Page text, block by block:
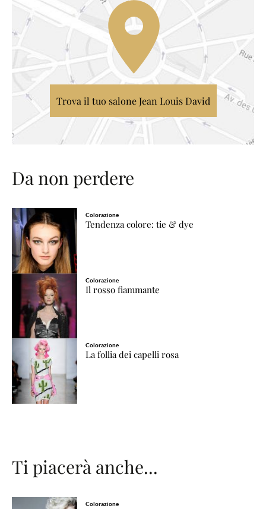
Trova il tuo salone Jean Louis David
Da non perdere
Colorazione
Tendenza colore: tie & dye
Colorazione
Il rosso fiammante
Colorazione
La follia dei capelli rosa
Ti piacerà anche...
Colorazione